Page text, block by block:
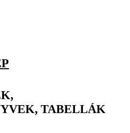
TABELLÁK